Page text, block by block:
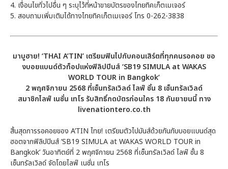
4. เงื่อนไขทั่วไปอื่น ๆ ระบุไว้ที่หน้าขายบัตรของไทยทิคเก็ตเมเจอร์
5. สอบถามเพิ่มเติมได้ทางไทยทิคเก็ตเมเจอร์ โทร 0-262-3838
มาบูฮาย! ‘THAI A’TIN’ เตรียมฟินไปกับคอนเสิร์ตที่ทุกคนรอคอย ขอ
งบอยแบนด์ตัวท็อปแห่งฟิลิปปินส์ ‘SB19 SIMULA at WAKAS
WORLD TOUR in Bangkok’
2 พฤศจิกายน 2568 ที่เซ็นทรัลเวิลด์ ไลฟ์ ชั้น 8 เซ็นทรัลเวิลด์
สมาชิกไลฟ์ เนชั่น เทโร รับสิทธิ์กดบัตรก่อนใคร 18 กันยายนนี้ ทาง
livenationtero.co.th
สิ้นสุดการรอคอยของ A’TIN ไทย! เตรียมตัวไปมันส์ด้วยกันกับบอยแบนด์สุด
ฮอตจากฟิลิปปินส์ ‘SB19 SIMULA at WAKAS WORLD TOUR in
Bangkok’ วันอาทิตย์ที่ 2 พฤศจิกายน 2568 ที่เซ็นทรัลเวิลด์ ไลฟ์ ชั้น 8
เซ็นทรัลเวิลด์ จัดโดยไลฟ์ เนชั่น เทโร